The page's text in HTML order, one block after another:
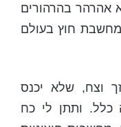
אהרהר בהרהורים
חוץ בעולם
וצח, שלא יכנס
ותתן לי כח